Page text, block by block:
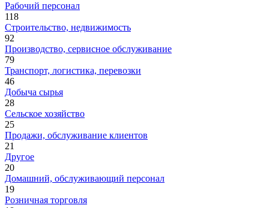
Рабочий персонал
118
Строительство, недвижимость
92
Производство, сервисное обслуживание
79
Транспорт, логистика, перевозки
46
Добыча сырья
28
Сельское хозяйство
25
Продажи, обслуживание клиентов
21
Другое
20
Домашний, обслуживающий персонал
19
Розничная торговля